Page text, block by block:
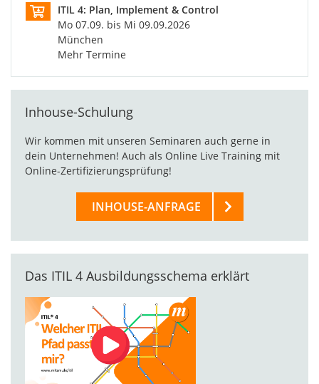
ITIL 4: Plan, Implement & Control
Mo 07.09. bis Mi 09.09.2026
München
Mehr Termine
Inhouse-Schulung
Wir kommen mit unseren Seminaren auch gerne in
dein Unternehmen! Auch als Online Live Training mit
Online-Zertifizierungsprüfung!
INHOUSE-ANFRAGE
Das ITIL 4 Ausbildungsschema erklärt